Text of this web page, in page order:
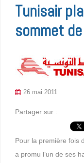
Tunisair
sommet
26 mai 2011
Partager sur :
Pour la première fois
a promu l’un de ses